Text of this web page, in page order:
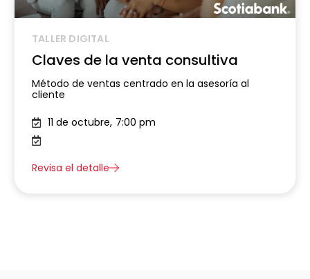
TALLER DIGITAL
Claves de la venta consultiva
Método de ventas centrado en la asesoría al
cliente
11 de octubre, 7:00 pm
Revisa el detalle